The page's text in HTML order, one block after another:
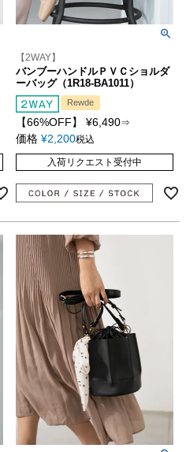
【2WAY】
バンブーハンドルＰＶＣショルダ
ーバッグ（1R18-BA1011）
Rewde
【66%OFF】 ¥6,490⇒
価格 ¥2,200税込
入荷リクエスト受付中